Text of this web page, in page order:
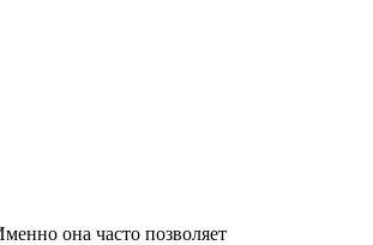
она часто позволяет